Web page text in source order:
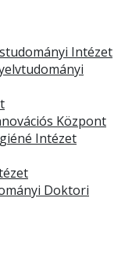
Intézet
Központ
Intézet
Doktori